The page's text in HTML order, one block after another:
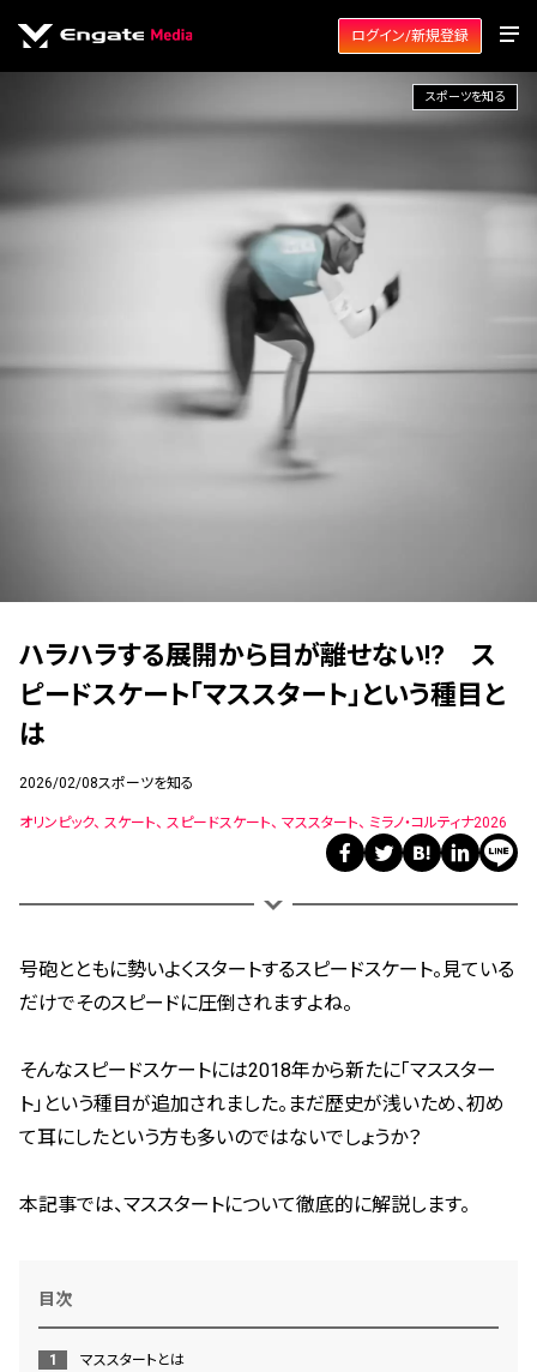
ログイン/新規登録
スポーツを知る
ハラハラする展開から目が離せない!? ス
ピードスケート「マススタート」という種目と
は
2026/02/08スポーツを知る
オリンピック スケート スピードスケート マススタート ミラノ・コルティナ2026
号砲とともに勢いよくスタートするスピードスケート。見ている
だけでそのスピードに圧倒されますよね。
そんなスピードスケートには2018年から新たに「マススター
ト」という種目が追加されました。まだ歴史が浅いため、初め
て耳にしたという方も多いのではないでしょうか？
本記事では、マススタートについて徹底的に解説します。
目次
マススタートとは